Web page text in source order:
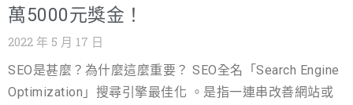
https://www.nss.com.tw/new-service/ 戰國策集團 免付費
ID: ＠119m https://www.nss.com.tw
萬5000元獎金！
2022 年 5 月 17 日
SEO是甚麼？為什麼這麼重要？ SEO全名「Search Engine
Optimization」搜尋引擎最佳化 。是指一連串改善網站或